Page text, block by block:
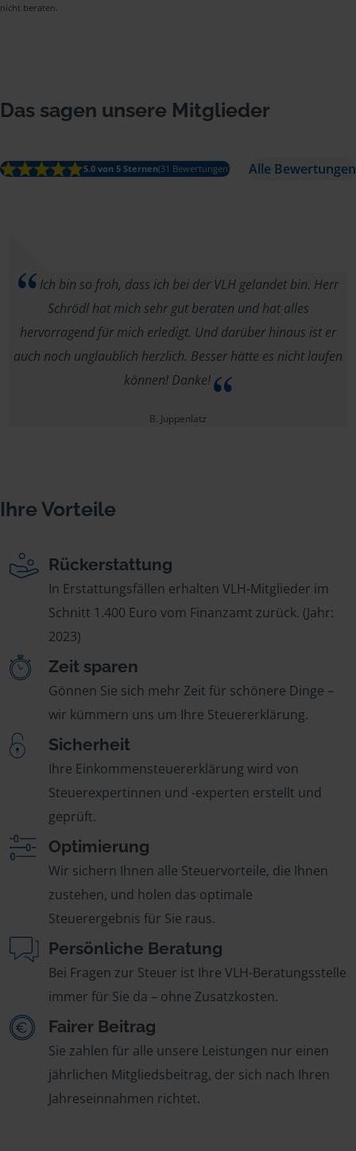
nicht beraten.
Das sagen unsere Mitglieder
5.0 von 5 Sternen(31 Bewertungen) Alle Bewertungen
Ich bin so froh, dass ich bei der VLH gelandet bin. Herr
Schrödl hat mich sehr gut beraten und hat alles
hervorragend für mich erledigt. Und darüber hinaus ist er
auch noch unglaublich herzlich. Besser hätte es nicht laufen
können! Danke!
B. Juppenlatz
Ihre Vorteile
Rückerstattung
In Erstattungsfällen erhalten VLH-Mitglieder im
Schnitt 1.400 Euro vom Finanzamt zurück. (Jahr:
2023)
Zeit sparen
Gönnen Sie sich mehr Zeit für schönere Dinge –
wir kümmern uns um Ihre Steuererklärung.
Sicherheit
Ihre Einkommensteuererklärung wird von
Steuerexpertinnen und -experten erstellt und
geprüft.
Optimierung
Wir sichern Ihnen alle Steuervorteile, die Ihnen
zustehen, und holen das optimale
Steuerergebnis für Sie raus.
Persönliche Beratung
Bei Fragen zur Steuer ist Ihre VLH-Beratungsstelle
immer für Sie da – ohne Zusatzkosten.
Fairer Beitrag
Sie zahlen für alle unsere Leistungen nur einen
jährlichen Mitgliedsbeitrag, der sich nach Ihren
Jahreseinnahmen richtet.